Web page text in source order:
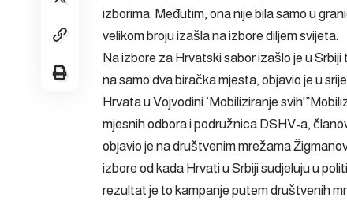
izborima. Međutim, ona nije bila samo u
velikom broju izašla na izbore diljem svijeta.
Na izbore za Hrvatski sabor izašlo je u
na samo dva biračka mjesta, objavio je u
Hrvata u Vojvodini.’Mobiliziranje
mjesnih odbora i podružnica DSHV-a,
objavio je na društvenim mrežama
izbore od kada Hrvati u Srbiji sudjeluju u
rezultat je to kampanje putem društvenih